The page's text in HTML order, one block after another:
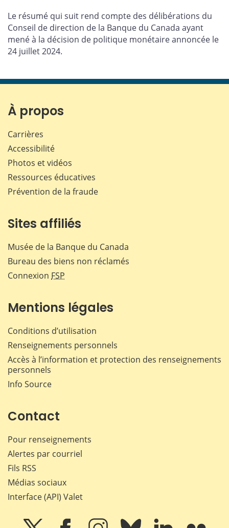
Le résumé qui suit rend compte des délibérations du
Conseil de direction de la Banque du Canada ayant
mené à la décision de politique monétaire annoncée le
24 juillet 2024.
À propos
Carrières
Accessibilité
Photos et vidéos
Ressources éducatives
Prévention de la fraude
Sites affiliés
Musée de la Banque du Canada
Bureau des biens non réclamés
Connexion FSP
Mentions légales
Conditions d’utilisation
Renseignements personnels
Accès à l’information et protection des renseignements
personnels
Info Source
Contact
Pour renseignements
Alertes par courriel
Fils RSS
Médias sociaux
Interface (API) Valet